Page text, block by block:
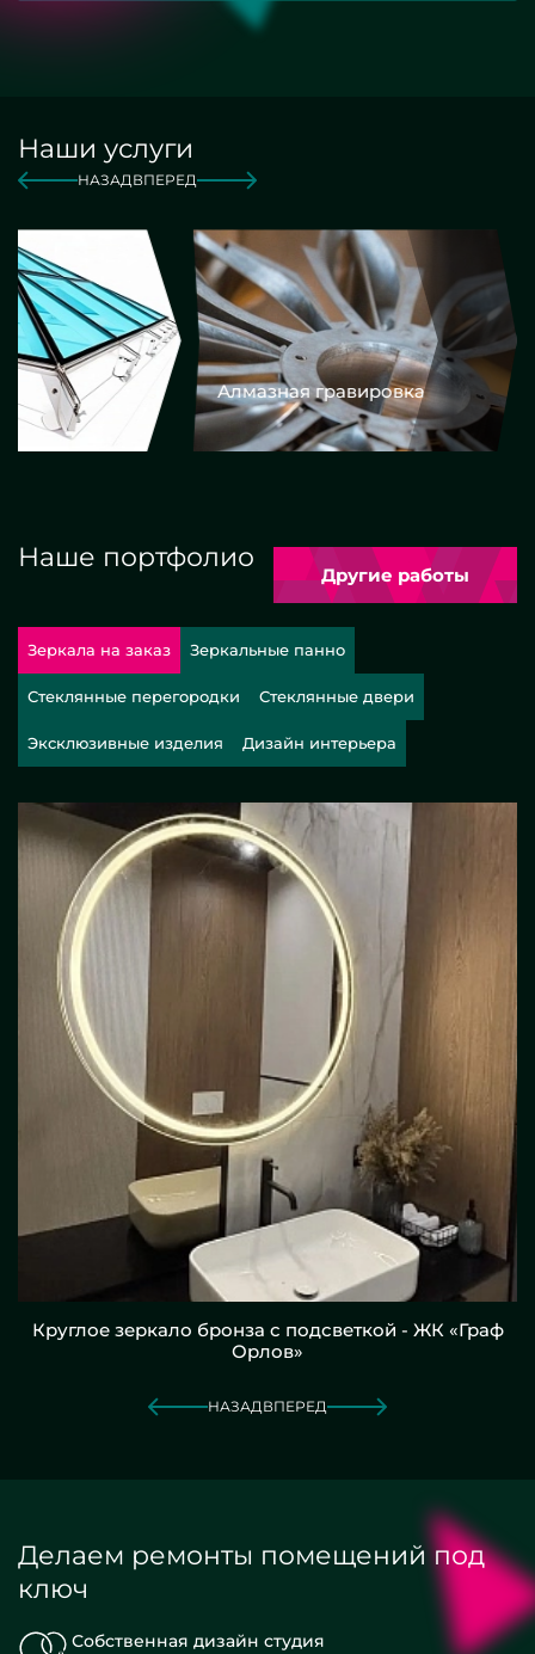
Наши услуги
НАЗАДВПЕРЕД
Алмазная гравировка
Наше портфолио
Другие работы
Зеркала на заказ Зеркальные панно
Стеклянные перегородки Стеклянные двери
Эксклюзивные изделия Дизайн интерьера
Круглое зеркало бронза с подсветкой - ЖК «Граф
Орлов»
НАЗАДВПЕРЕД
Делаем ремонты помещений под
ключ
Собственная дизайн студия